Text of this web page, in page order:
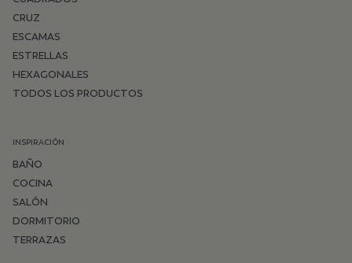
CRUZ
ESCAMAS
ESTRELLAS
HEXAGONALES
TODOS LOS PRODUCTOS
INSPIRACIÓN
BAÑO
COCINA
SALÓN
DORMITORIO
TERRAZAS